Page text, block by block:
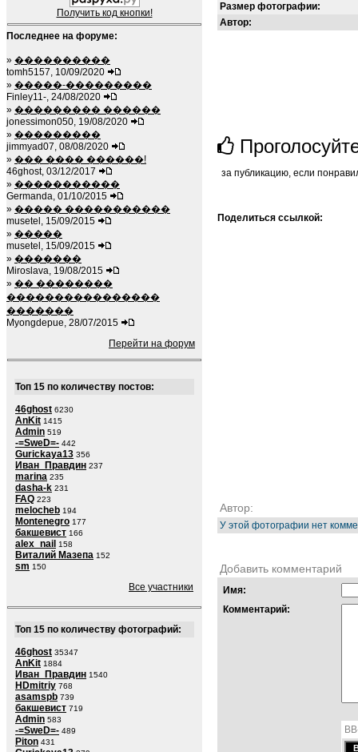
Получить код кнопки!
Последнее на форуме:
» ����������
tomh5157, 10/09/2020
» �����-���������
Finley11-, 24/08/2020
» ��������� ������
jonessimon050, 19/08/2020
» ���������
jimmyad07, 08/08/2020
» ��� ���� ������!
46ghost, 03/12/2017
» �����������
Germanda, 01/10/2015
» ����� �����������
musetel, 15/09/2015
» �����
musetel, 15/09/2015
» �������
Miroslava, 19/08/2015
» �� ��������
����������������
�������
Myongdepue, 28/07/2015
Перейти на форум
Топ 15 по количеству постов:
46ghost 6230
AnKit 1415
Admin 519
-=SweD=- 442
Gurickaya13 356
Иван_Правдин 237
marina 235
dasha-k 231
FAQ 223
melocheb 194
Montenegro 177
бакшевист 166
alex_nail 158
Виталий Мазепа 152
sm 150
Все участники
Топ 15 по количеству фотографий:
46ghost 35347
AnKit 1884
Иван_Правдин 1540
HDmitriy 768
asamspb 739
бакшевист 719
Admin 583
-=SweD=- 489
Piton 431
Размер фотографии:
Автор:
за публикацию, если
Поделиться ссылкой:
Автор:
У этой фотографии нет
Добавить комментарий
Имя:
Комментарий: